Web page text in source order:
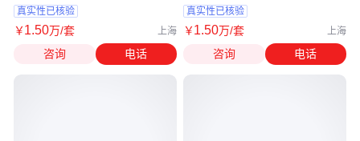
真实性已核验
￥1.50万/套 上海
咨询 电话
真实性已核验
￥1.50万/套 上海
咨询 电话